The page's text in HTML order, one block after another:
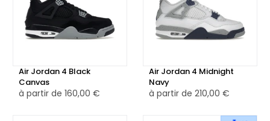
Air Jordan 4 Black
Canvas
à partir de 160,00 €
Air Jordan 4 Midnight
Navy
à partir de 210,00 €